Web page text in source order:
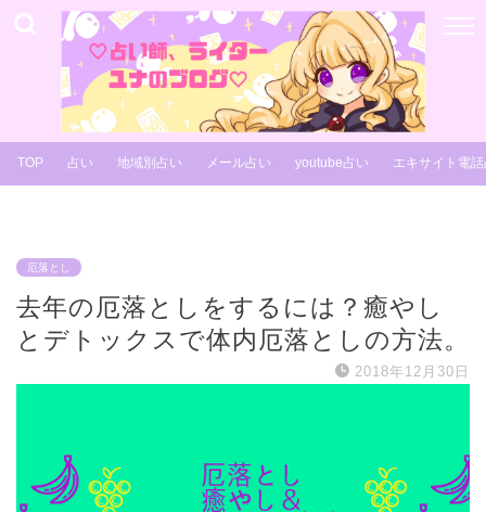
TOP 占い 地域別占い メール占い youtube占い エキサイト電
厄落とし
去年の厄落としをするには？癒やし
とデトックスで体内厄落としの方法。
2018年12月30日